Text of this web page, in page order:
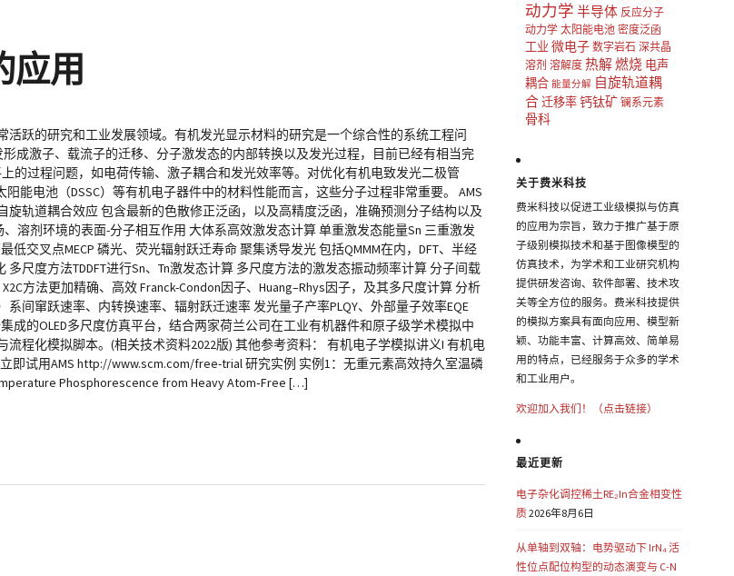
应用
跃的研究和工业发展领域。有机发光显示材料的研究是一个综合性的系统工程问
成激子、载流子的迁移、分子激发态的内部转换以及发光过程，目前已经有相当完
的过程问题，如电荷传输、激子耦合和发光效率等。对优化有机电致发光二极管
阳能电池（DSSC）等有机电子器件中的材料性能而言，这些分子过程非常重要。 AMS
旋轨道耦合效应 包含最新的色散修正泛函，以及高精度泛函，准确预测分子结构以及
溶剂环境的表面-分子相互作用 大体系高效激发态计算 单重激发态能量Sn 三重激发
交叉点MECP 磷光、荧光辐射跃迁寿命 聚集诱导发光 包括QMMM在内，DFT、半经
尺度方法TDDFT进行Sn、Tn激发态计算 多尺度方法的激发态振动频率计算 分子间载
方法更加精确、高效 Franck-Condon因子、Huang–Rhys因子，及其多尺度计算 分析
间窜跃速率、内转换速率、辐射跃迁速率 发光量子产率PLQY、外部量子效率EQE
成的OLED多尺度仿真平台，结合两家荷兰公司在工业有机器件和原子级学术模拟中
程化模拟脚本。(相关技术资料2022版) 其他参考资料： 有机电子学模拟讲义I 有机电
即试用AMS http://www.scm.com/free-trial 研究实例 实例1：无重元素高效持久室温磷
Phosphorescence from Heavy Atom‐Free […]
动力学 半导体 反应分子
动力学 太阳能电池 密度泛函
工业 微电子 数字岩石 深共晶
溶剂 溶解度 热解燃烧 电声
耦合 能量分解 自旋轨道耦
合迁移率钙钛矿 镧系元素
骨科
关于费米科技
费米科技以促进工业级模拟与仿真
的应用为宗旨，致力于推广基于原
子级别模拟技术和基于图像模型的
仿真技术，为学术和工业研究机构
提供研发咨询、软件部署、技术攻
关等全方位的服务。费米科技提供
的模拟方案具有面向应用、模型新
颖、功能丰富、计算高效、简单易
用的特点，已经服务于众多的学术
和工业用户。
欢迎加入我们！（点击链接）
最近更新
电子杂化调控稀土RE₂In合金相变性
质2026年8月6日
从单轴到双轴：电势驱动下 IrN₄ 活
性位点配位构型的动态演变与 C-N